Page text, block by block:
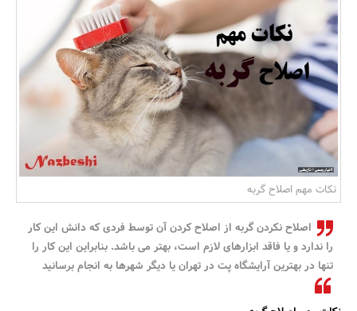
بانک، بیمه و سرمایه
مسکن و ساختمان
نکات مهم اصلاح گربه
اصلاح نکردن گربه از اصلاح کردن آن توسط فردی که دانش این کار
را ندارد و یا فاقد ابزارهای لازم است، بهتر می باشد. بنابراین این کار را
تنها در بهترین آرایشگاه پت در تهران یا دیگر شهرها به انجام برسانید